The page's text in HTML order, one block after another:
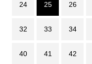
24 25 26
32 33 34
40 41 42